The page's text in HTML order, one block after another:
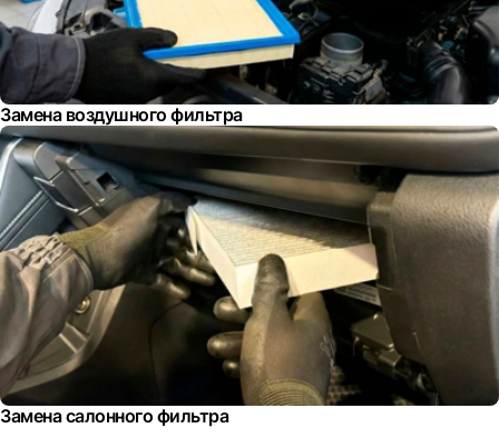
Замена воздушного фильтра
Замена салонного фильтра